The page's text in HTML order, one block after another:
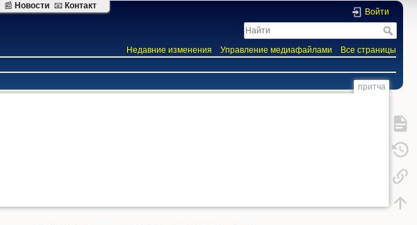
Войти
Недавние изменения Управление медиафайлами
Все страницы
притча
📰 Новости 📧 Контакт